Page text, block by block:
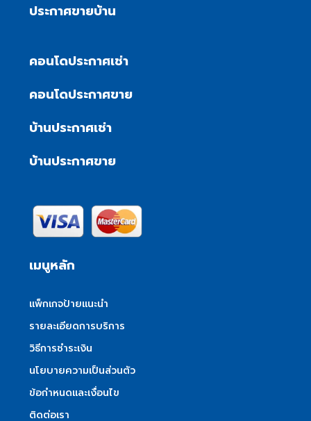
ประกาศขายบ้าน
คอนโดประกาศเช่า
คอนโดประกาศขาย
บ้านประกาศเช่า
บ้านประกาศขาย
เมนูหลัก
แพ็กเกจป้ายแนะนำ
รายละเอียดการบริการ
วิธีการชำระเงิน
นโยบายความเป็นส่วนตัว
ข้อกำหนดและเงื่อนไข
ติดต่อเรา